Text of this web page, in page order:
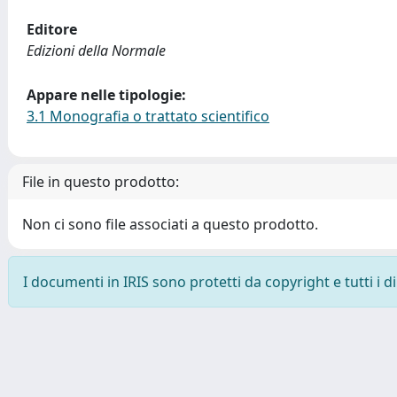
Editore
Edizioni della Normale
Appare nelle tipologie:
3.1 Monografia o trattato scientifico
File in questo prodotto:
Non ci sono file associati a questo prodotto.
I documenti in IRIS sono protetti da copyright e tutti i